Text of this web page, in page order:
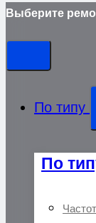
Выберите
По типу
По